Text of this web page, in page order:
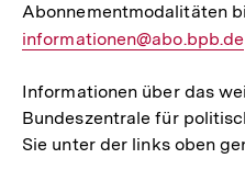
Abonnementmodalitäten
informationen@abo.bpb.de
Informationen über das
Bundeszentrale für
Sie unter der links oben